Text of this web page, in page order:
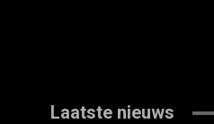
Laatste nieuws